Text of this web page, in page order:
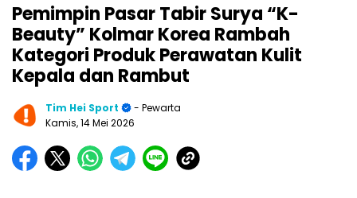
Pemimpin Pasar Tabir Surya “K-
Beauty” Kolmar Korea Rambah
Kategori Produk Perawatan Kulit
Kepala dan Rambut
Tim Hei Sport
- Pewarta
Kamis, 14 Mei 2026